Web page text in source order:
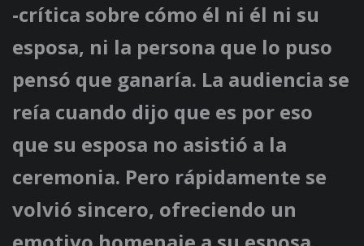
-crítica sobre cómo él ni él ni su
esposa, ni la persona que lo puso
pensó que ganaría. La audiencia se
reía cuando dijo que es por eso
que su esposa no asistió a la
ceremonia. Pero rápidamente se
volvió sincero, ofreciendo un